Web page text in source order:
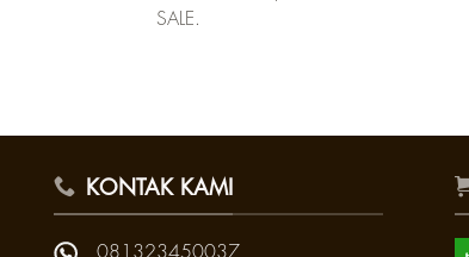
SALE.
KONTAK KAMI
081323450037